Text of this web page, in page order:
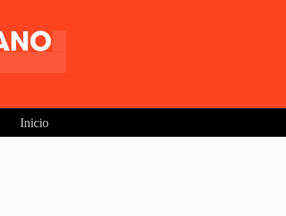
Inicio